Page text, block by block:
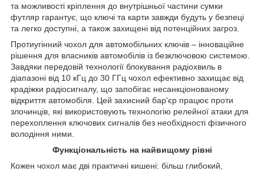
та можливості кріплення до внутрішньої частини сумки
футляр гарантує, що ключі та карти завжди будуть у безпеці
та легко доступні, а також захищені від потенційних загроз.
Протиугінний чохол для автомобільних ключів – інноваційне
рішення для власників автомобілів із безключовою системою.
Завдяки передовій технології блокування радіохвиль в
діапазоні від 10 кГц до 30 ГГц чохол ефективно захищає від
крадіжки радіосигналу, що запобігає несанкціонованому
відкриття автомобіля. Цей захисний бар'єр працює проти
злочинців, які використовують технологію релейної атаки для
перехоплення ключових сигналів без необхідності фізичного
володіння ними.
Функціональність на найвищому рівні
Кожен чохол має дві практичні кишені: більш глибокий,